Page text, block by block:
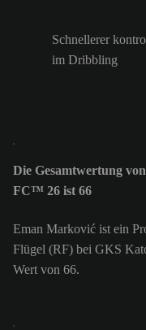
Schnellerer
im Dribbling
Die Gesamtwertung
FC™ 26 ist 66
Eman Marković ist ein
Flügel (RF) bei GKS
Wert von 66.